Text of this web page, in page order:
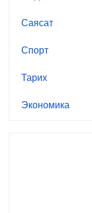
Саясат
Спорт
Тарих
Экономика